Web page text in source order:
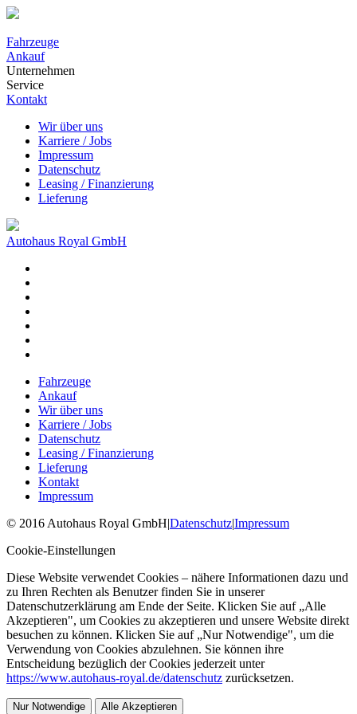
Fahrzeuge
Ankauf
Unternehmen
Service
Kontakt
Wir über uns
Karriere / Jobs
Impressum
Datenschutz
Leasing / Finanzierung
Lieferung
Autohaus Royal GmbH
Fahrzeuge
Ankauf
Wir über uns
Karriere / Jobs
Datenschutz
Leasing / Finanzierung
Lieferung
Kontakt
Impressum
© 2016 Autohaus Royal GmbH|Datenschutz|Impressum
Cookie-Einstellungen
Diese Website verwendet Cookies – nähere Informationen dazu und
zu Ihren Rechten als Benutzer finden Sie in unserer
Datenschutzerklärung am Ende der Seite. Klicken Sie auf „Alle
Akzeptieren", um Cookies zu akzeptieren und unsere Website direkt
besuchen zu können. Klicken Sie auf „Nur Notwendige", um die
Verwendung von Cookies abzulehnen. Sie können ihre
Entscheidung bezüglich der Cookies jederzeit unter
https://www.autohaus-royal.de/datenschutz zurücksetzen.
Nur Notwendige Alle Akzeptieren